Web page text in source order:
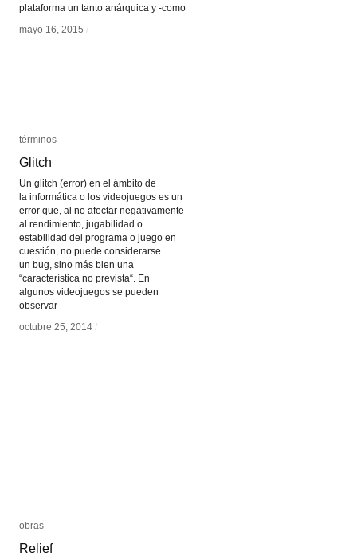
plataforma un tanto anárquica y -como
mayo 16, 2015 /
mayo 16, 2015 /
términos
Glitch
Un glitch (error) en el ámbito de
la informática o los videojuegos es un
error que, al no afectar negativamente
al rendimiento, jugabilidad o
estabilidad del programa o juego en
cuestión, no puede considerarse
un bug, sino más bien una
“característica no prevista“. En
algunos videojuegos se pueden
observar
octubre 25, 2014 /
términos
Glitch
octubre 25, 2014 /
obras
Relief
obras
Relief